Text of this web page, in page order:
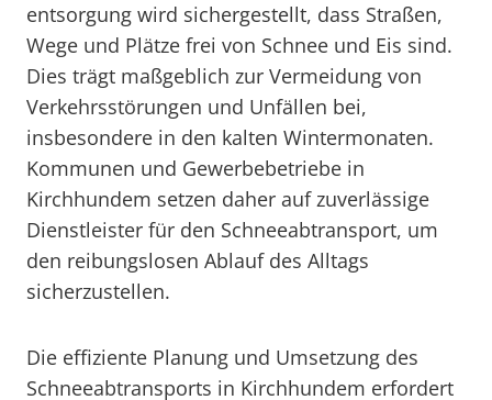
entsorgung wird sichergestellt, dass Straßen,
Wege und Plätze frei von Schnee und Eis sind.
Dies trägt maßgeblich zur Vermeidung von
Verkehrsstörungen und Unfällen bei,
insbesondere in den kalten Wintermonaten.
Kommunen und Gewerbebetriebe in
Kirchhundem setzen daher auf zuverlässige
Dienstleister für den Schneeabtransport, um
den reibungslosen Ablauf des Alltags
sicherzustellen.
Die effiziente Planung und Umsetzung des
Schneeabtransports in Kirchhundem erfordert